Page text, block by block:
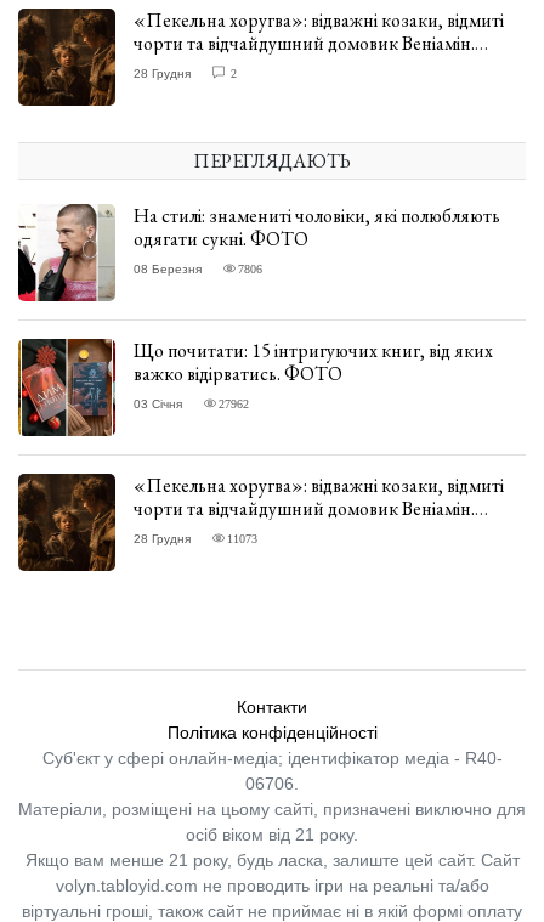
«Пекельна хоругва»: відважні козаки, відмиті
чорти та відчайдушний домовик Веніамін.
ВІДГУК
28 Грудня 2
ПЕРЕГЛЯДАЮТЬ
На стилі: знамениті чоловіки, які полюбляють
одягати сукні. ФОТО
08 Березня 7806
Що почитати: 15 інтригуючих книг, від яких
важко відірватись. ФОТО
03 Січня 27962
«Пекельна хоругва»: відважні козаки, відмиті
чорти та відчайдушний домовик Веніамін.
ВІДГУК
28 Грудня 11073
Контакти
Політика конфіденційності
Суб'єкт у сфері онлайн-медіа; ідентифікатор медіа - R40-
06706.
Матеріали, розміщені на цьому сайті, призначені виключно для
осіб віком від 21 року.
Якщо вам менше 21 року, будь ласка, залиште цей сайт. Сайт
volyn.tabloyid.com не проводить ігри на реальні та/або
віртуальні гроші, також сайт не приймає ні в якій формі оплату